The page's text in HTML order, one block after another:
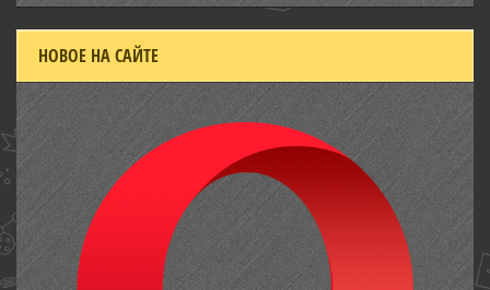
НОВОЕ НА САЙТЕ